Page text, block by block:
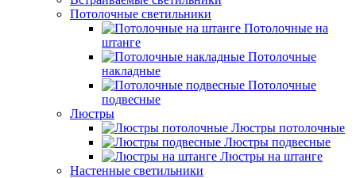
Потолочные светильники
Потолочные на
штанге
Потолочные
накладные
Потолочные
подвесные
Люстры
Люстры потолочные
Люстры подвесные
Люстры на штанге
Настенные светильники